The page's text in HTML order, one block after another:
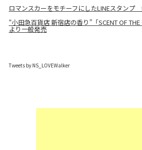
ロマンスカーをモチーフにしたLINEスタンプ
“小田急百貨店 新宿店の香り”「SCENT OF THE
より一般発売
Tweets by NS_LOVEWalker